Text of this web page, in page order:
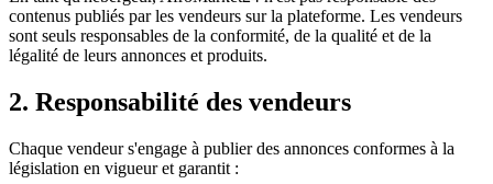
contenus publiés par les vendeurs sur la plateforme. Les vendeurs
sont seuls responsables de la conformité, de la qualité et de la
légalité de leurs annonces et produits.
2. Responsabilité des vendeurs
Chaque vendeur s'engage à publier des annonces conformes à la
législation en vigueur et garantit :